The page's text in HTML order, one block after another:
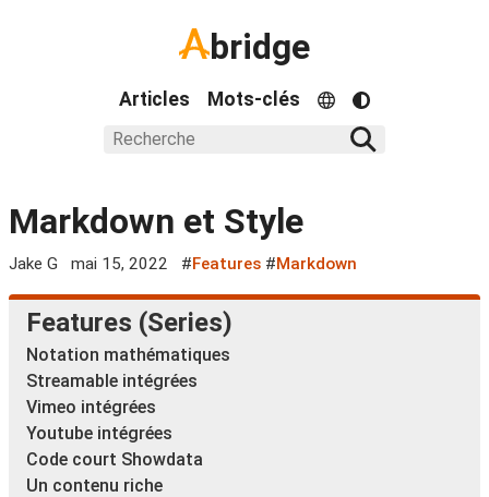
bridge
Articles Mots-clés
Markdown et Style
Jake G mai 15, 2022 #Features #Markdown
Features (Series)
Notation mathématiques
Streamable intégrées
Vimeo intégrées
Youtube intégrées
Code court Showdata
Un contenu riche